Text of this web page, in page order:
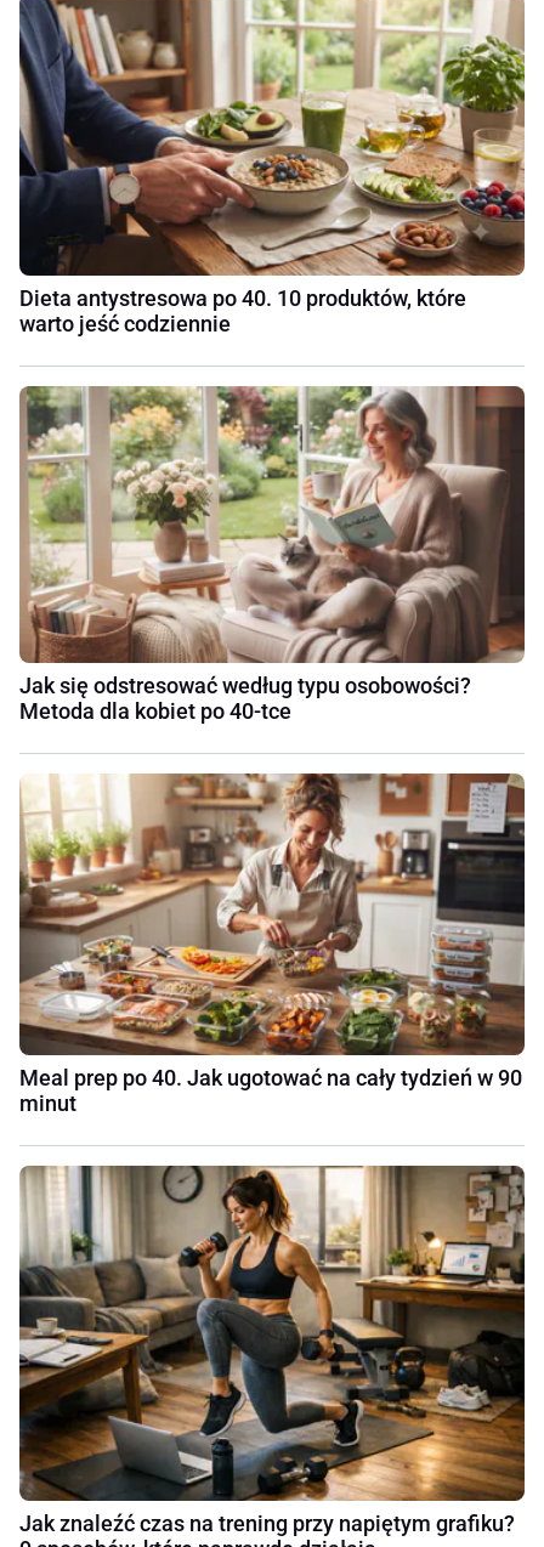
Dieta antystresowa po 40. 10 produktów, które
warto jeść codziennie
Jak się odstresować według typu osobowości?
Metoda dla kobiet po 40-tce
Meal prep po 40. Jak ugotować na cały tydzień w 90
minut
Jak znaleźć czas na trening przy napiętym grafiku?